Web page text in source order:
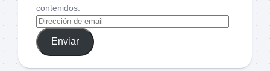
contenidos.
Enviar